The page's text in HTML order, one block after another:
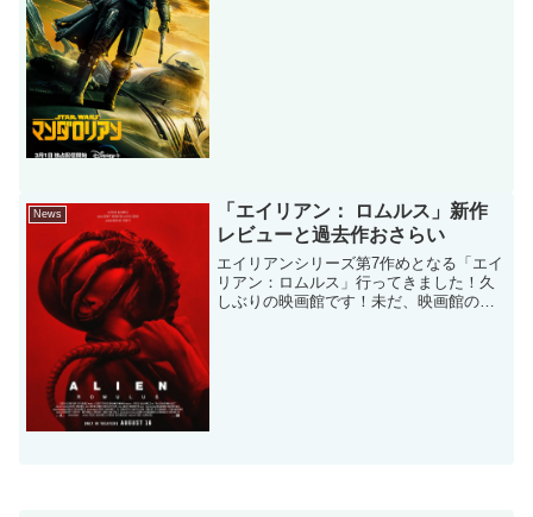
News
「エイリアン： ロムルス」新作
レビューと過去作おさらい
エイリアンシリーズ第7作めとなる「エイ
リアン：ロムルス」行ってきました！久
しぶりの映画館です！未だ、映画館の売